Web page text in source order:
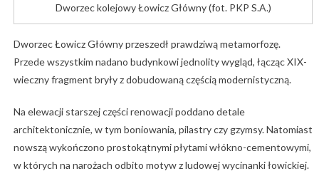
Dworzec kolejowy Łowicz Główny (fot. PKP S.A.)
Dworzec Łowicz Główny przeszedł prawdziwą metamorfozę.
Przede wszystkim nadano budynkowi jednolity wygląd, łącząc XIX-
wieczny fragment bryły z dobudowaną częścią modernistyczną.
Na elewacji starszej części renowacji poddano detale
architektonicznie, w tym boniowania, pilastry czy gzymsy. Natomiast
nowszą wykończono prostokątnymi płytami włókno-cementowymi,
w których na narożach odbito motyw z ludowej wycinanki łowickiej.